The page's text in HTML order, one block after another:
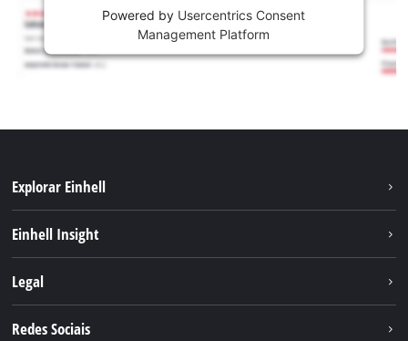
Powered by Usercentrics Consent
Management Platform
Explorar Einhell
Serviço
Einhell Insight
Carreira
Legal
Redes Sociais